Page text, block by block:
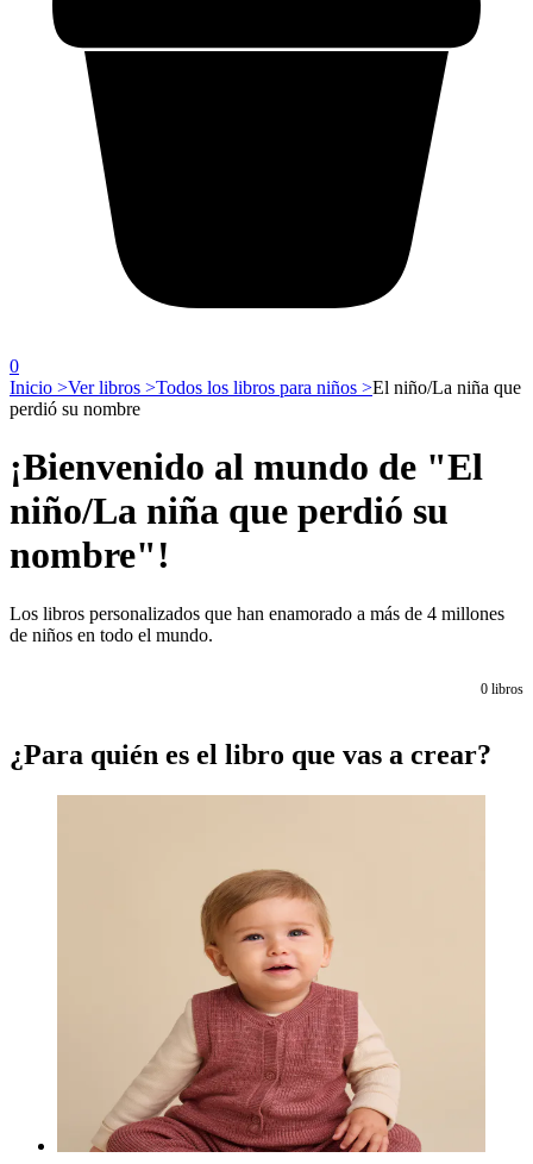
0
Inicio >Ver libros >Todos los libros para niños >El niño/La niña que
perdió su nombre
¡Bienvenido al mundo de "El
niño/La niña que perdió su
nombre"!
Los libros personalizados que han enamorado a más de 4 millones
de niños en todo el mundo.
0 libros
¿Para quién es el libro que vas a crear?